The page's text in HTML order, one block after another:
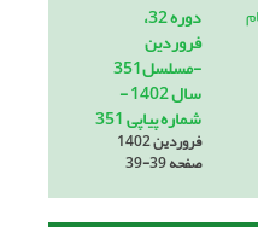
دوره 32،
فروردین
-مسلسل351
سال 1402 -
شماره پیاپی 351
فروردین 1402
صفحه39-39